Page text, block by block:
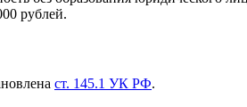
рублей.
ст. 145.1 УК РФ.